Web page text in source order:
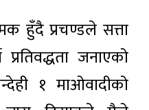
हुँदै प्रचण्डले सत्ता
जनाएको
१ माओवादीको